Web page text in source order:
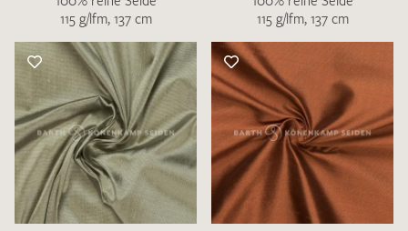
115 g/lfm, 137 cm
115 g/lfm, 137 cm